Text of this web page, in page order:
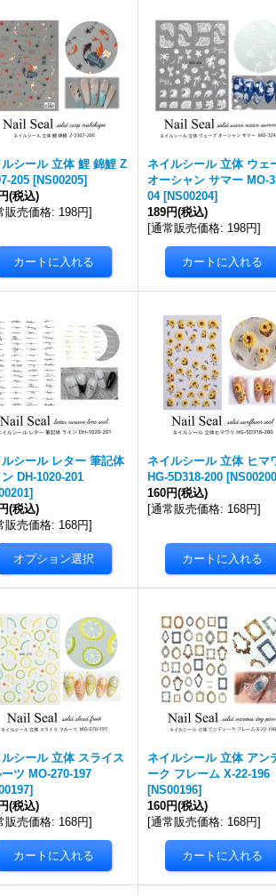
シール 立体 鯉 錦鯉 Z
205 [NS00205]
(税込)
販売価格: 198円]
ネイルシール 立体 ウェ
オーシャン サマー MO-
04 [NS00204]
189円(税込)
[通常販売価格: 198円]
シール レター 筆記体
DH-1020-201
]
(税込)
販売価格: 168円]
ネイルシール 立体 ヒマ
HG-5D318-200 [NS00200
160円(税込)
[通常販売価格: 168円]
シール 立体 スライス
ツ MO-270-197
]
(税込)
販売価格: 168円]
ネイルシール 立体 アン
ーク フレーム X-22-196
[NS00196]
160円(税込)
[通常販売価格: 168円]